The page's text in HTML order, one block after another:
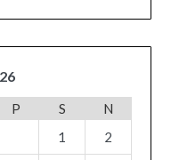
P S
N
1
2